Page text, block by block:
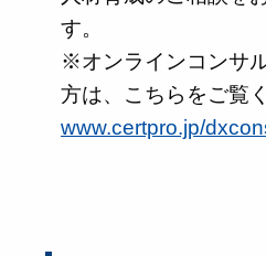
す。
※オンラインコンサ
方は、こちらをご覧
www.certpro.jp/